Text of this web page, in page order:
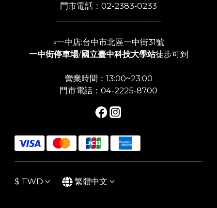
門市電話：02-2383-0233
▫️一中店:台中市北區一中街31號
一中街停車場/國立臺中科技大學站徒步可到
營業時間：13:00~23:00
門市電話：04-2225-8700
$ TWD 繁體中文